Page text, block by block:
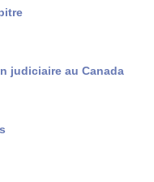
judiciaire au Canada